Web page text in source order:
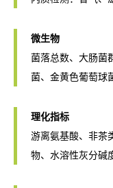
微生物
菌落总数、大肠菌
菌、金黄色葡萄球
理化指标
游离氨基酸、非茶
物、水溶性灰分碱